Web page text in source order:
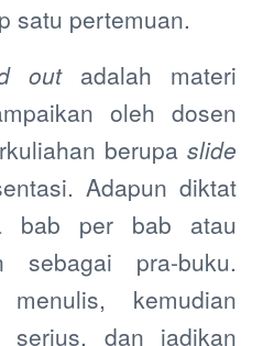
satu pertemuan.
outadalah materi
oleh dosen
berupaslide
Adapun diktat
bab per bab atau
sebagai pra-buku.
kemudian
serius, dan jadikan